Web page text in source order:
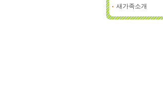
새가족소개